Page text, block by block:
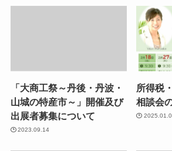
「大商工祭～丹後・丹波・
山城の特産市～」開催及び
出展者募集について
2023.09.14
所得税
相談会